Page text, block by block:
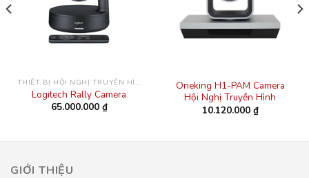
THIẾT BỊ HỘI NGHỊ TRUYỀN HÌNH
Logitech Rally Camera
65.000.000 ₫
Oneking H1-PAM Camera
Hội Nghị Truyền Hình
10.120.000 ₫
GIỚI THIỆU